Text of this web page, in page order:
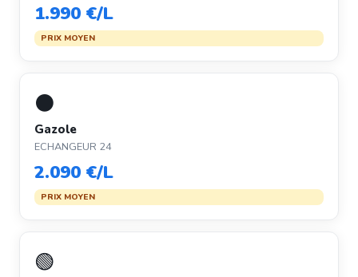
1.990 €/L
PRIX MOYEN
⚫
Gazole
ECHANGEUR 24
2.090 €/L
PRIX MOYEN
🟢